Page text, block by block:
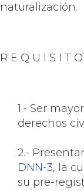
naturalización.
R E Q U I S I T
1.- Ser
derechos
2.-
DNN-3, la
su pre-